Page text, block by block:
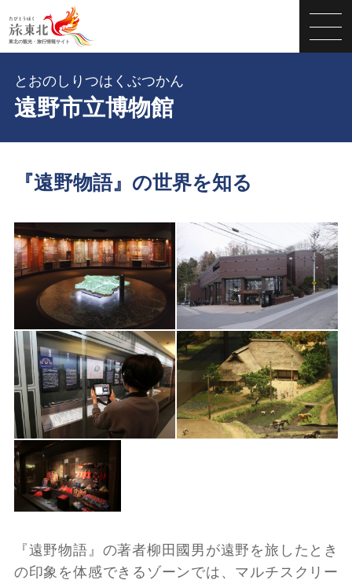
遠野市立博物館
とおのしりつはくぶつかん
『遠野物語』の世界を知る
『遠野物語』の著者柳田國男が遠野を旅したとき
の印象を体感できるゾーンでは、マルチスクリー